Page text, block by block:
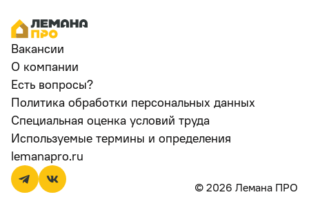
Вакансии
О компании
Есть вопросы?
Политика обработки персональных данных
Специальная оценка условий труда
Используемые термины и определения
lemanapro.ru
© 2026 Лемана ПРО